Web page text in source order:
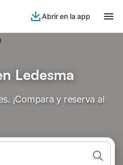
Abrir en la app
Ledesma
¡Compara y reserva al